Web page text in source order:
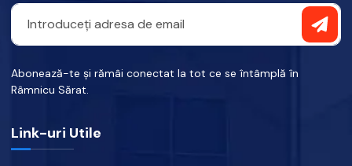
Abonează-te și rămâi conectat la tot ce se întâmplă în
Râmnicu Sărat.
Link-uri Utile